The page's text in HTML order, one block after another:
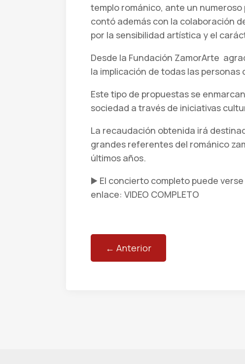
templo románico, ante un
contó además con la colaboración
por la sensibilidad artística y el
Desde la Fundación ZamorArte
la implicación de todas las
Este tipo de propuestas se
sociedad a través de iniciativas
La recaudación obtenida irá
grandes referentes del románico
últimos años.
▶️ El concierto completo puede
enlace: VIDEO COMPLETO
←Anterior